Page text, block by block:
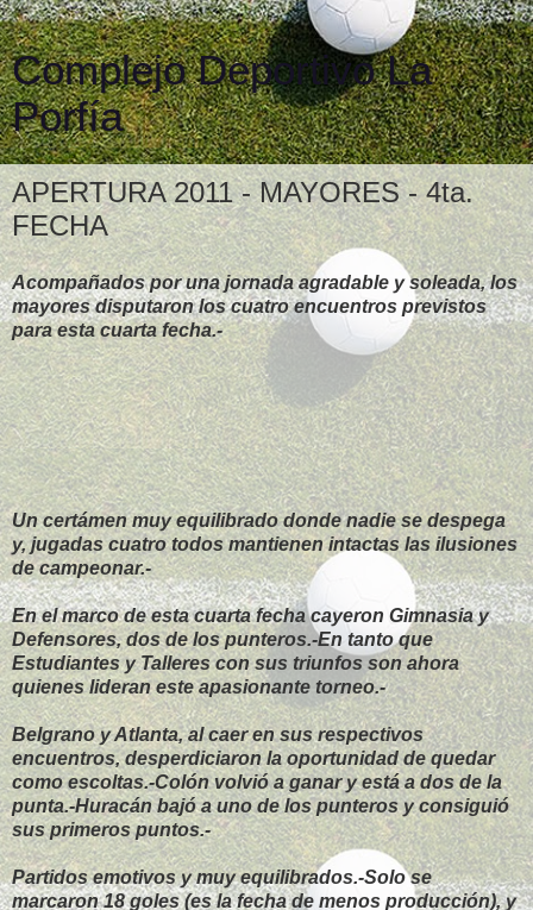
Complejo Deportivo La
Porfía
APERTURA 2011 - MAYORES - 4ta.
FECHA
Acompañados por una jornada agradable y soleada, los
mayores disputaron los cuatro encuentros previstos
para esta cuarta fecha.-
Un certámen muy equilibrado donde nadie se despega
y, jugadas cuatro todos mantienen intactas las ilusiones
de campeonar.-
En el marco de esta cuarta fecha cayeron Gimnasia y
Defensores, dos de los punteros.-En tanto que
Estudiantes y Talleres con sus triunfos son ahora
quienes lideran este apasionante torneo.-
Belgrano y Atlanta, al caer en sus respectivos
encuentros, desperdiciaron la oportunidad de quedar
como escoltas.-Colón volvió a ganar y está a dos de la
punta.-Huracán bajó a uno de los punteros y consiguió
sus primeros puntos.-
Partidos emotivos y muy equilibrados.-Solo se
marcaron 18 goles (es la fecha de menos producción), y